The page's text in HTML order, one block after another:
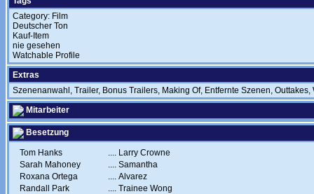
Category: Film
Deutscher Ton
Kauf-Item
nie gesehen
Watchable Profile
Extras
Szenenanwahl, Trailer, Bonus Trailers, Making Of, Entfernte Szenen, Outtakes,
Mitarbeiter
Besetzung
Tom Hanks .... Larry Crowne
Sarah Mahoney
.... Samantha
Roxana Ortega
.... Alvarez
Randall Park
.... Trainee Wong